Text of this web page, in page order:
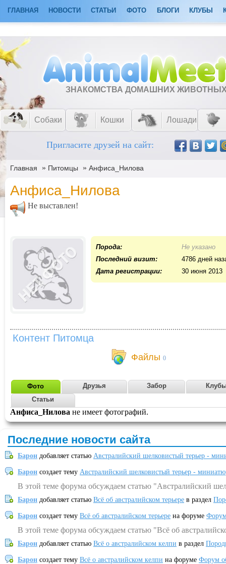
ГЛАВНАЯ НОВОСТИ СТАТЬИ ФОТО БЛОГИ КЛУБЫ
ЗНАКОМСТВА ДОМАШНИХ
Собаки Кошки Лошади
Пригласите друзей на сайт:
Главная » Питомцы » Анфиса_Нилова
Анфиса_Нилова
Не выставлен!
Порода:
Не указано
Последний визит:
4786 дней
Дата регистрации:
30 июня 2013
Контент Питомца
Файлы 0
Фото Друзья Забор
Статьи
Анфиса_Нилова не имеет фотографий.
Последние новости сайта
Барон добавляет статью Австралийский шелковистый терьер -
Барон создает тему Австралийский шелковистый терьер -
В этой теме форума обсуждаем статью "Австралийский
Барон добавляет статью Всё об австралийском терьере в раздел
Барон создает тему Всё об австралийском терьере на форуме
В этой теме форума обсуждаем статью "Всё об
Барон добавляет статью Всё о австралийском келпи в раздел
Барон создает тему Всё о австралийском келпи на форуме Форум